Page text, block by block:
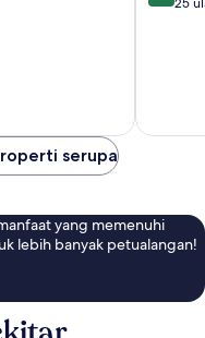
serupa
yang memenuhi
lebih banyak petualangan!